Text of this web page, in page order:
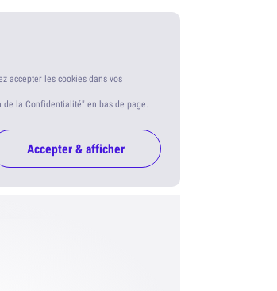
accepter les cookies dans vos
la Confidentialité" en bas de page.
Accepter & afficher